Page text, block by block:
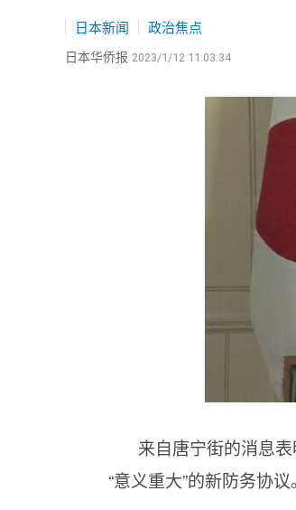
日本新闻 政治焦点
日本华侨报 2023/1/12 11:03:34
来自唐宁街的消息
“意义重大”的新防务协议。